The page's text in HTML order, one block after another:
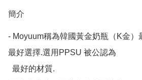
簡介
- Moyuum稱為韓國黃金奶瓶（K金）
最好選擇.選用PPSU 被公認為